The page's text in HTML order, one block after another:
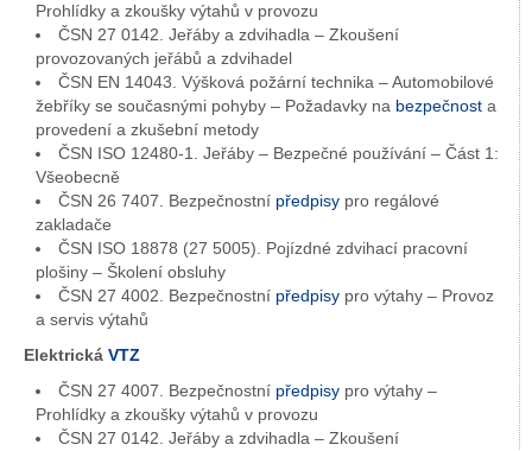
Prohlídky a zkoušky výtahů v provozu
ČSN 27 0142. Jeřáby a zdvihadla – Zkoušení
provozovaných jeřábů a zdvihadel
ČSN EN 14043. Výšková požární technika – Automobilové
žebříky se současnými pohyby – Požadavky na bezpečnost a
provedení a zkušební metody
ČSN ISO 12480-1. Jeřáby – Bezpečné používání – Část 1:
Všeobecně
ČSN 26 7407. Bezpečnostní předpisy pro regálové
zakladače
ČSN ISO 18878 (27 5005). Pojízdné zdvihací pracovní
plošiny – Školení obsluhy
ČSN 27 4002. Bezpečnostní předpisy pro výtahy – Provoz
a servis výtahů
Elektrická VTZ
ČSN 27 4007. Bezpečnostní předpisy pro výtahy –
Prohlídky a zkoušky výtahů v provozu
ČSN 27 0142. Jeřáby a zdvihadla – Zkoušení